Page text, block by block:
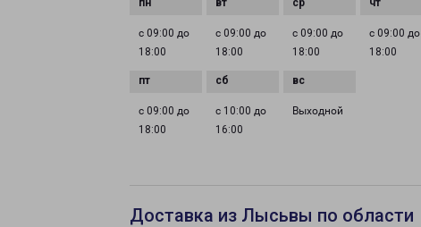
с 09:00 до
18:00
с 09:00 до
18:00
с 09:00 до
18:00
с 09:00 до
18:00
с 09:00 до
18:00
с 10:00 до
16:00
Выходной
Доставка из Лысьвы по области